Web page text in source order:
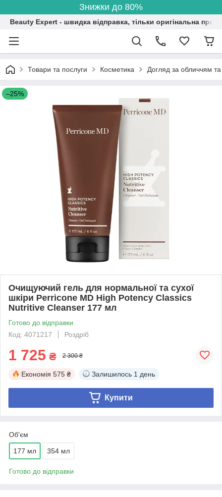
Знижки до 80%
Beauty Expert - швидка відправка, тільки оригінальна
Товари та послуги Косметика Догляд за обличчям
–25%
Очищуючий гель для нормальної та сухої
шкіри Perricone MD High Potency Classics
Nutritive Cleanser 177 мл
Готово до відправки
Код: 4071217
Роздріб
1 725 ₴ 2 300 ₴
Економія 575 ₴ Залишилось 1 день
Купити
Об'єм
177 мл 354 мл
Готово до відправки